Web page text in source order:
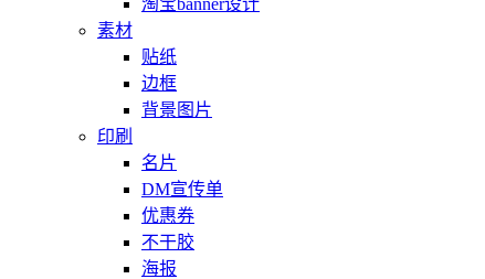
淘宝banner设计
素材
贴纸
边框
背景图片
印刷
名片
DM宣传单
优惠券
不干胶
海报